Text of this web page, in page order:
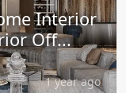
Interior
Off...
1 year ago